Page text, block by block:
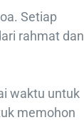
Setiap
rahmat dan
waktu untuk
memohon